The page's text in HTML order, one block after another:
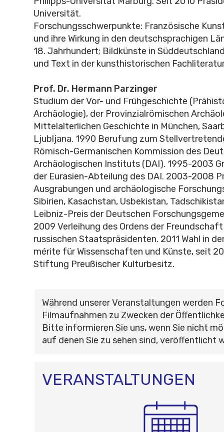
Universität.
Forschungsschwerpunkte: Französische
und ihre Wirkung in den deutschsprachigen
18. Jahrhundert; Bildkünste in
und Text in der kunsthistorischen
Prof. Dr. Hermann Parzinger
Studium der Vor- und Frühgeschichte
Archäologie), der Provinzialrömischen
Mittelalterlichen Geschichte in München,
Ljubljana. 1990 Berufung zum
Römisch-Germanischen Kommission des
Archäologischen Instituts (DAI). 1995-2003
der Eurasien-Abteilung des DAI. 2003-2008
Ausgrabungen und archäologische
Sibirien, Kasachstan, Usbekistan,
Leibniz-Preis der Deutschen
2009 Verleihung des Ordens der
russischen Staatspräsidenten. 2011 Wahl in
mérite für Wissenschaften und Künste, seit
Stiftung Preußischer Kulturbesitz.
Während unserer Veranstaltungen werden
Filmaufnahmen zu Zwecken der
Bitte informieren Sie uns, wenn Sie nicht
auf denen Sie zu sehen sind, veröffentlicht
VERANSTALTUNGEN